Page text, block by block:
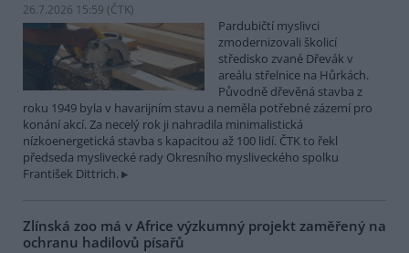
26.7.2026 15:59 (ČTK)
Pardubičtí myslivci
zmodernizovali školicí
středisko zvané Dřevák v
areálu střelnice na Hůrkách.
Původně dřevěná stavba z
roku 1949 byla v havarijním stavu a neměla potřebné zázemí pro
konání akcí. Za necelý rok ji nahradila minimalistická
nízkoenergetická stavba s kapacitou až 100 lidí. ČTK to řekl
předseda myslivecké rady Okresního mysliveckého spolku
František Dittrich.
Zlínská zoo má v Africe výzkumný projekt zaměřený na
ochranu hadilovů písařů